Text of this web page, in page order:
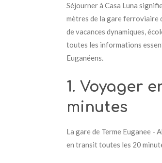
Séjourner à Casa Luna
mètres de la gare ferroviaire
de vacances dynamiques,
toutes les informations
Euganéens.
1. Voyager
minutes
La gare de Terme Euganee
en transit toutes les 20